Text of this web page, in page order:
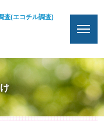
査(エコチル調査)